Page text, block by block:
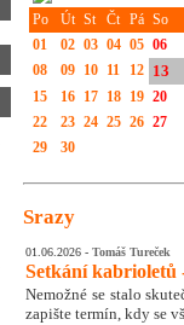
Po
Út St Čt Pá So
01
02 03 04 05 06
08
09 10 11 12 13
15 16 17 18 19 20
22
23 24 25 26 27
29
30
Srazy
01.06.2026 - Tomáš Tureček
Setkání kabrioletů
Nemožné se stalo
zapište termín, kdy se